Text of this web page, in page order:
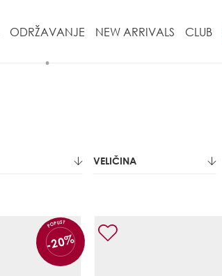
ODRŽAVANJE NEW ARRIVALS CLUB
VELIČINA
POPUST
-20%